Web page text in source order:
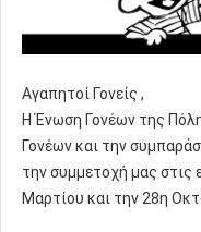
Αγαπητοί Γονείς ,
Η Ένωση Γονέων της
Γονέων και την
την συμμετοχή μας στις
Μαρτίου και την 28η